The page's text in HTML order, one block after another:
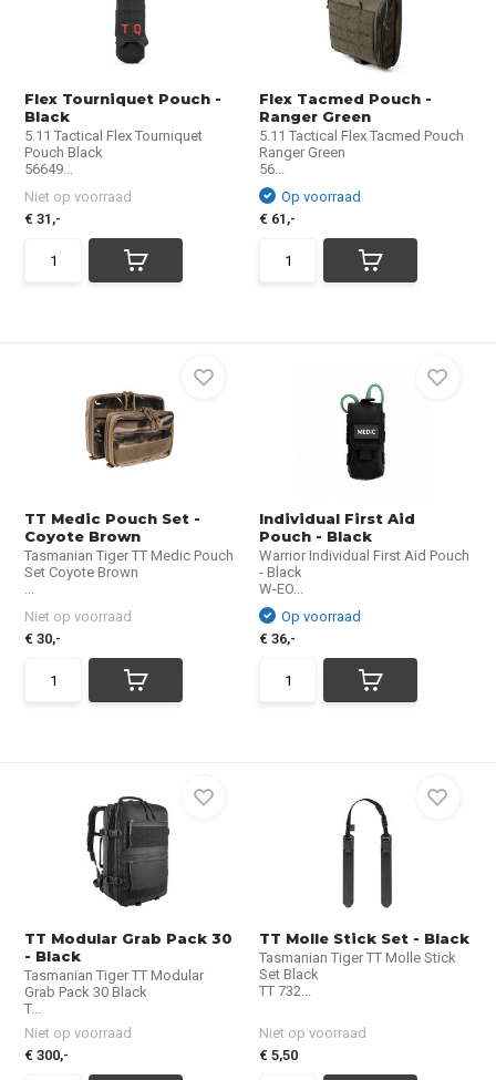
Flex Tourniquet Pouch -
Black
5.11 Tactical Flex Tourniquet
Pouch Black
56649...
Niet op voorraad
€ 31,-
Flex Tacmed Pouch -
Ranger Green
5.11 Tactical Flex Tacmed Pouch
Ranger Green
56...
Op voorraad
€ 61,-
TT Medic Pouch Set -
Coyote Brown
Tasmanian Tiger TT Medic Pouch
Set Coyote Brown
...
Niet op voorraad
€ 30,-
Individual First Aid
Pouch - Black
Warrior Individual First Aid Pouch
- Black
W-EO...
Op voorraad
€ 36,-
TT Modular Grab Pack 30
- Black
Tasmanian Tiger TT Modular
Grab Pack 30 Black
T...
Niet op voorraad
€ 300,-
TT Molle Stick Set - Black
Tasmanian Tiger TT Molle Stick
Set Black
TT 732...
Niet op voorraad
€ 5,50